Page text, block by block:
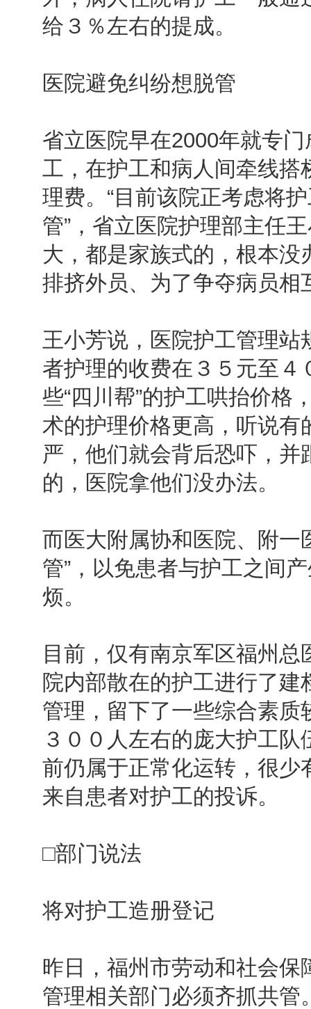
给３％左右的提成。
医院避免纠纷想脱管
省立医院早在2000年就专
工，在护工和病人间牵线
理费。“目前该院正考虑将
管”，省立医院护理部主任
大，都是家族式的，根本
排挤外员、为了争夺病员相
王小芳说，医院护工管理
者护理的收费在３５元至
些“四川帮”的护工哄抬价格
术的护理价格更高，听说
严，他们就会背后恐吓，
的，医院拿他们没办法。
而医大附属协和医院、附一
管”，以免患者与护工之间
烦。
目前，仅有南京军区福州总
院内部散在的护工进行了
管理，留下了一些综合素
３００人左右的庞大护工
前仍属于正常化运转，很少
来自患者对护工的投诉。
□部门说法
将对护工造册登记
昨日，福州市劳动和社会
管理相关部门必须齐抓共